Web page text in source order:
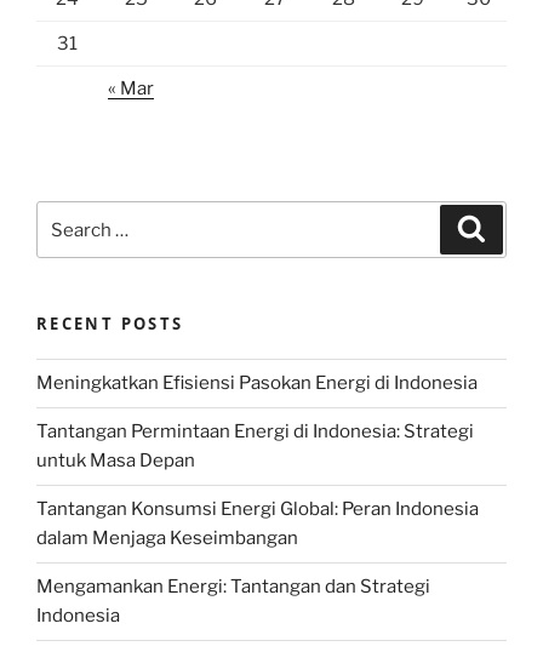
31
« Mar
for:
RECENT POSTS
Meningkatkan Efisiensi Pasokan Energi di Indonesia
Tantangan Permintaan Energi di Indonesia: Strategi
untuk Masa Depan
Tantangan Konsumsi Energi Global: Peran Indonesia
dalam Menjaga Keseimbangan
Mengamankan Energi: Tantangan dan Strategi
Indonesia